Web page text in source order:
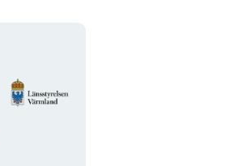
Logotyp
der